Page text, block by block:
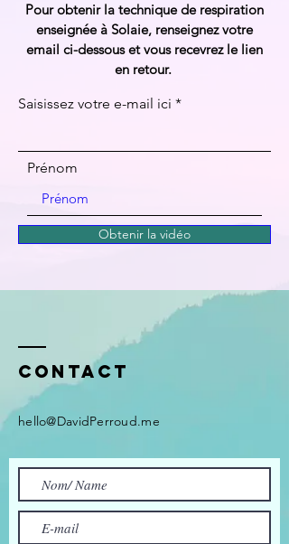
Pour obtenir la technique de respiration
enseignée à Solaie, renseignez votre
email ci-dessous et vous recevrez le lien
en retour.
Saisissez votre e-mail ici
Prénom
Obtenir la vidéo
Contact
hello@DavidPerroud.me